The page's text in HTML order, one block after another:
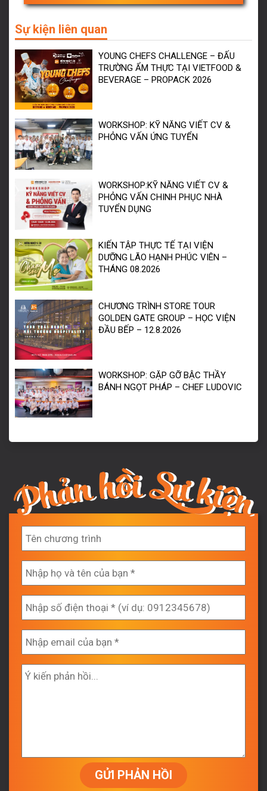
Sự kiện liên quan
YOUNG CHEFS CHALLENGE – ĐẤU
TRƯỜNG ẨM THỰC TẠI VIETFOOD &
BEVERAGE – PROPACK 2026
WORKSHOP: KỸ NĂNG VIẾT CV &
PHỎNG VẤN ỨNG TUYỂN
WORKSHOP:KỸ NĂNG VIẾT CV &
PHỎNG VẤN CHINH PHỤC NHÀ
TUYỂN DỤNG
KIẾN TẬP THỰC TẾ TẠI VIỆN
DƯỠNG LÃO HẠNH PHÚC VIÊN –
THÁNG 08.2026
CHƯƠNG TRÌNH STORE TOUR
GOLDEN GATE GROUP – HỌC VIỆN
ĐẦU BẾP – 12.8.2026
WORKSHOP: GẶP GỠ BẬC THẦY
BÁNH NGỌT PHÁP – CHEF LUDOVIC
GỬI PHẢN HỒI